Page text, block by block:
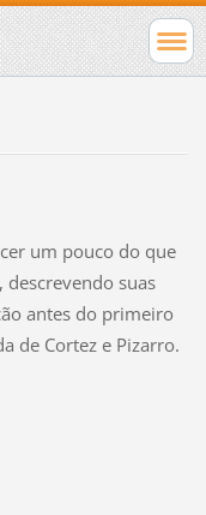
um pouco do que
descrevendo suas
antes do primeiro
de Cortez e Pizarro.